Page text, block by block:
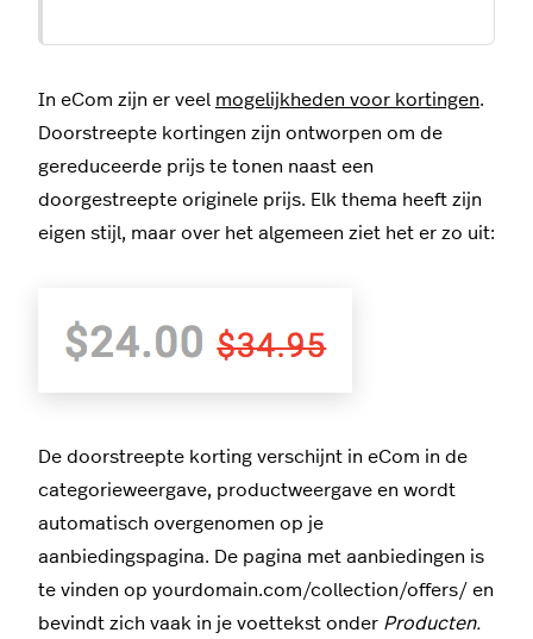
In eCom zijn er veel mogelijkheden voor kortingen.
Doorstreepte kortingen zijn ontworpen om de
gereduceerde prijs te tonen naast een
doorgestreepte originele prijs. Elk thema heeft zijn
eigen stijl, maar over het algemeen ziet het er zo uit:
De doorstreepte korting verschijnt in eCom in de
categorieweergave, productweergave en wordt
automatisch overgenomen op je
aanbiedingspagina. De pagina met aanbiedingen is
te vinden op yourdomain.com/collection/offers/ en
bevindt zich vaak in je voettekst onder Producten.